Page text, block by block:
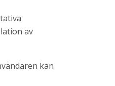
av
kan